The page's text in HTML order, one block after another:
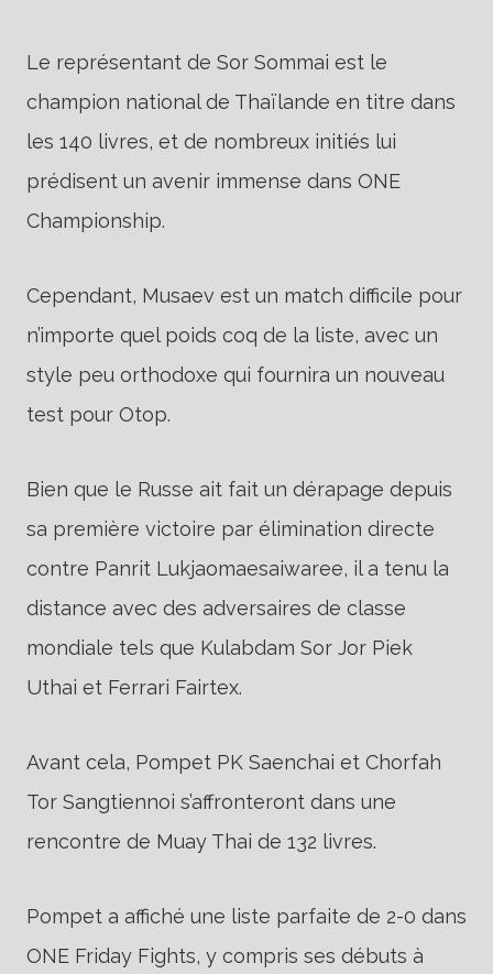
Le représentant de Sor Sommai est le
champion national de Thaïlande en titre dans
les 140 livres, et de nombreux initiés lui
prédisent un avenir immense dans ONE
Championship.
Cependant, Musaev est un match difficile pour
n’importe quel poids coq de la liste, avec un
style peu orthodoxe qui fournira un nouveau
test pour Otop.
Bien que le Russe ait fait un dérapage depuis
sa première victoire par élimination directe
contre Panrit Lukjaomaesaiwaree, il a tenu la
distance avec des adversaires de classe
mondiale tels que Kulabdam Sor Jor Piek
Uthai et Ferrari Fairtex.
Avant cela, Pompet PK Saenchai et Chorfah
Tor Sangtiennoi s’affronteront dans une
rencontre de Muay Thai de 132 livres.
Pompet a affiché une liste parfaite de 2-0 dans
ONE Friday Fights, y compris ses débuts à